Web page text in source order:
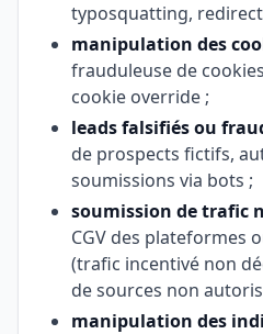
typosquatting,
manipulation des
frauduleuse de
cookie override ;
leads falsifiés ou
de prospects fictifs,
soumissions via bots ;
soumission de trafic
CGV des plateformes
(trafic incentivé non
de sources non
manipulation des